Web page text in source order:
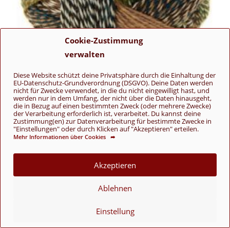
Cookie-Zustimmung
verwalten
Diese Website schützt deine Privatsphäre durch die Einhaltung der
EU-Datenschutz-Grundverordnung (DSGVO). Deine Daten werden
nicht für Zwecke verwendet, in die du nicht eingewilligt hast, und
werden nur in dem Umfang, der nicht über die Daten hinausgeht,
die in Bezug auf einen bestimmten Zweck (oder mehrere Zwecke)
der Verarbeitung erforderlich ist, verarbeitet. Du kannst deine
Zustimmung(en) zur Datenverarbeitung für bestimmte Zwecke in
"Einstellungen" oder durch Klicken auf "Akzeptieren" erteilen.
Mehr Informationen über Cookies ➦
Akzeptieren
Ablehnen
Einstellung
Zauberball® Crazy
2250 Jacke Wie Hose
14,90
Sockenwolle
In den Warenkorb